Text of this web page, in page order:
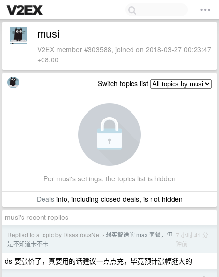
musi
V2EX member #303588, joined on 2018-03-27 00:23:47
+08:00
Switch topics list
Per musi's settings, the topics list is hidden
Dealsinfo, including closed deals, is not hidden
musi's recent replies
Replied to a topic by DisastrousNet › 想买智谱的 max 套餐，但
是不知道卡不卡
7 小时 41 分
钟前
ds 要涨价了，真要用的话建议一点点充，毕竟预计涨幅挺大的